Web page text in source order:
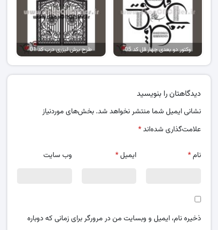
وکتور دو بعدی چهار قل کد 05 طرح برش لیزری درب کد 01
دیدگاهتان را بنویسید
نشانی ایمیل شما منتشر نخواهد شد. بخش‌های موردنیاز
علامت‌گذاری شده‌اند*
نام* ایمیل* وب‌ سایت
ذخیره نام، ایمیل و وبسایت من در مرورگر برای زمانی که دوباره